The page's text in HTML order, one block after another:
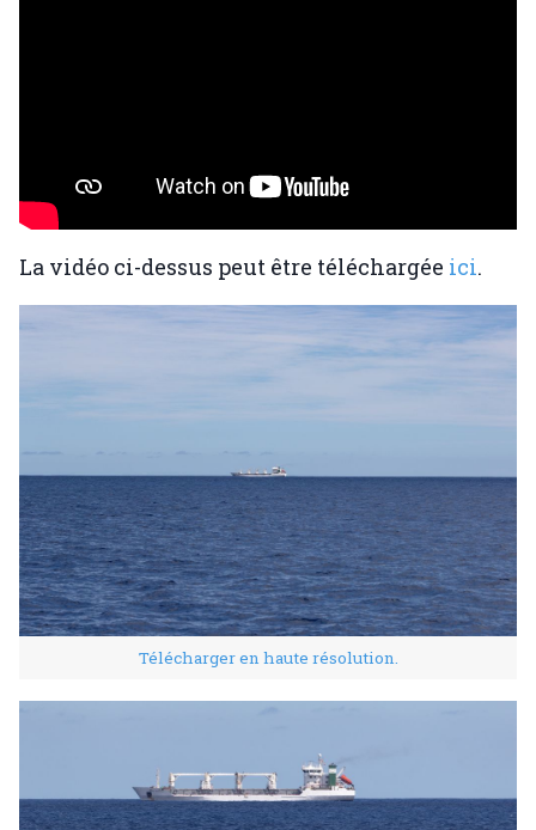
La vidéo ci-dessus peut être téléchargée ici.
Télécharger en haute résolution.